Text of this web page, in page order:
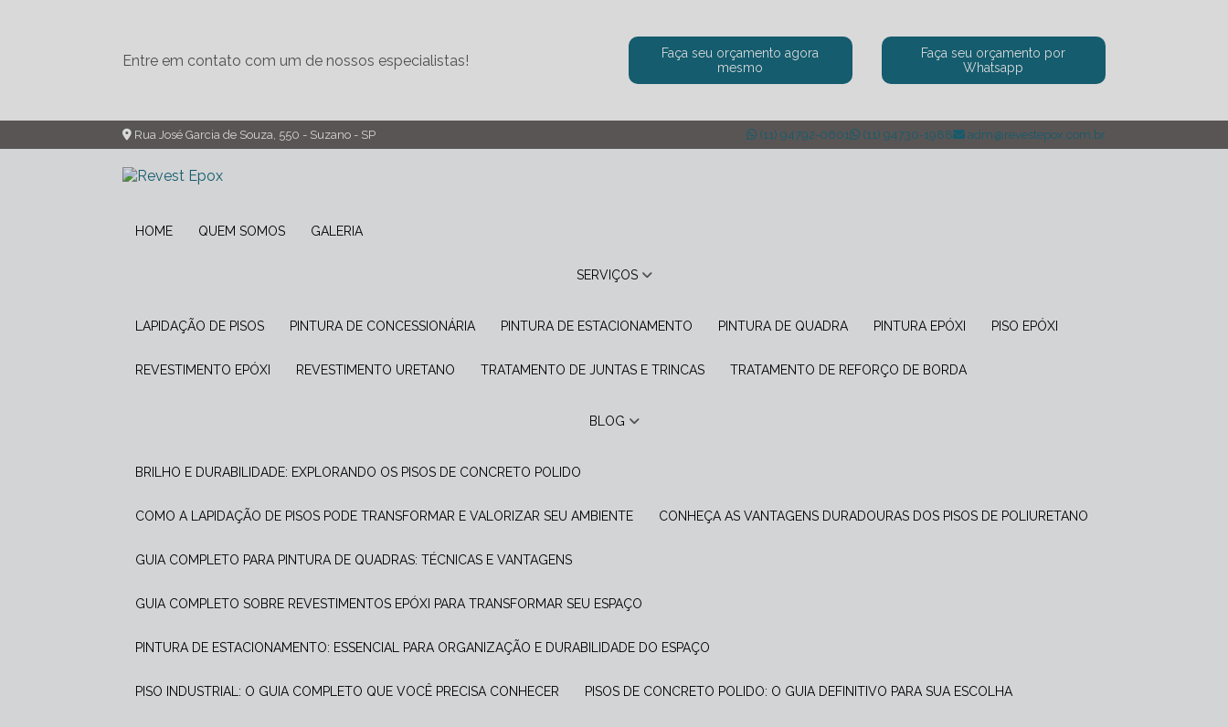
Entre em contato com um de nossos especialistas!
Faça seu orçamento agora
mesmo
Faça seu orçamento por
Whatsapp
Rua José Garcia de Souza, 550 - Suzano - SP (11) 94792-0601 (11) 94730-1988 adm@revestepox.com.br
HOME QUEM SOMOS GALERIA
SERVIÇOS
LAPIDAÇÃO DE PISOS PINTURA DE CONCESSIONÁRIA PINTURA DE ESTACIONAMENTO PINTURA DE QUADRA PINTURA EPÓXI PISO EPÓXI
REVESTIMENTO EPÓXI REVESTIMENTO URETANO TRATAMENTO DE JUNTAS E TRINCAS TRATAMENTO DE REFORÇO DE BORDA
BLOG
BRILHO E DURABILIDADE: EXPLORANDO OS PISOS DE CONCRETO POLIDO
COMO A LAPIDAÇÃO DE PISOS PODE TRANSFORMAR E VALORIZAR SEU AMBIENTE CONHEÇA AS VANTAGENS DURADOURAS DOS PISOS DE POLIURETANO
GUIA COMPLETO PARA PINTURA DE QUADRAS: TÉCNICAS E VANTAGENS
GUIA COMPLETO SOBRE REVESTIMENTOS EPÓXI PARA TRANSFORMAR SEU ESPAÇO
PINTURA DE ESTACIONAMENTO: ESSENCIAL PARA ORGANIZAÇÃO E DURABILIDADE DO ESPAÇO
PISO INDUSTRIAL: O GUIA COMPLETO QUE VOCÊ PRECISA CONHECER PISOS DE CONCRETO POLIDO: O GUIA DEFINITIVO PARA SUA ESCOLHA